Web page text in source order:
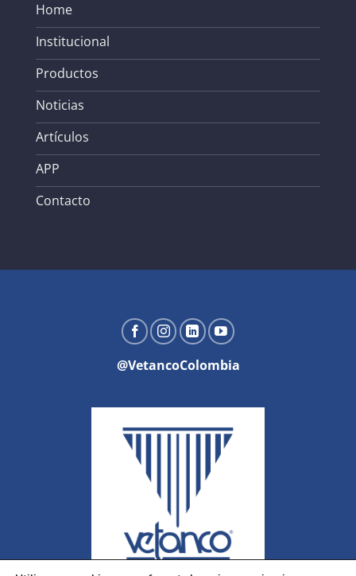
Home
Institucional
Productos
Noticias
Artículos
APP
Contacto
@VetancoColombia